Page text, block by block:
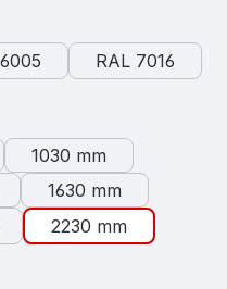
RAL 7016
1030 mm
1630 mm
2230 mm